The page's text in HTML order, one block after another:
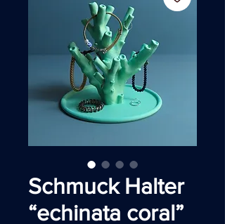
Schmuck Halter
“echinata coral”